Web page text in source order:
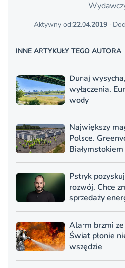
Aktywny od:22.04.2019 ·
INNE ARTYKUŁY TEGO AUTORA
Dunaj
wyłączenia.
wody
Największy
Polsce.
Białymstokiem
Pstryk
rozwój. Chce
sprzedaży
Alarm brzmi
Świat płonie
wszędzie